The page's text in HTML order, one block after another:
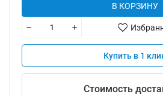
В КОРЗИНУ
Купить в 1
Стоимость